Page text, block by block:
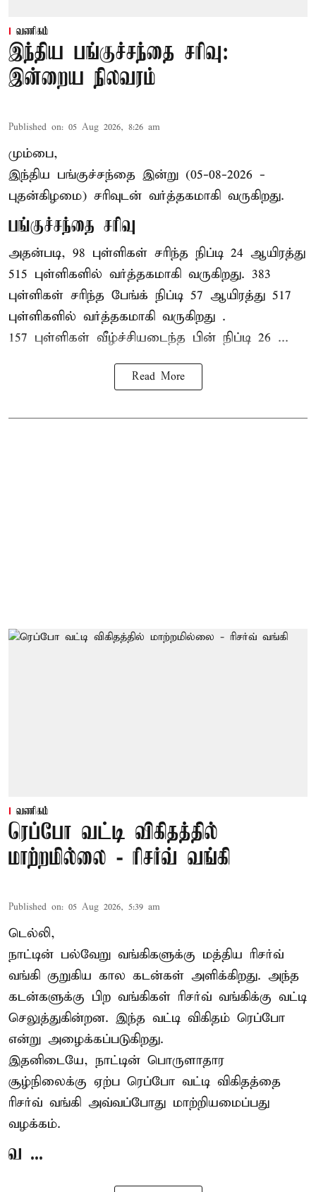
வணிகம்
இந்திய பங்குச்சந்தை சரிவு:
இன்றைய நிலவரம்
Published on: 05 Aug 2026, 8:26 am
மும்பை,
இந்திய பங்குச்சந்தை இன்று (05-08-2026 -
புதன்கிழமை) சரிவுடன் வர்த்தகமாகி வருகிறது.
பங்குச்சந்தை சரிவு
அதன்படி, 98 புள்ளிகள் சரிந்த நிப்டி 24 ஆயிரத்து
515 புள்ளிகளில் வர்த்தகமாகி வருகிறது. 383
புள்ளிகள் சரிந்த பேங்க் நிப்டி 57 ஆயிரத்து 517
புள்ளிகளில் வர்த்தகமாகி வருகிறது .
157 புள்ளிகள் வீழ்ச்சியடைந்த பின் நிப்டி 26 ...
Read More
வணிகம்
ரெப்போ வட்டி விகிதத்தில்
மாற்றமில்லை - ரிசர்வ் வங்கி
Published on: 05 Aug 2026, 5:39 am
டெல்லி,
நாட்டின் பல்வேறு வங்கிகளுக்கு மத்திய ரிசர்வ்
வங்கி குறுகிய கால கடன்கள் அளிக்கிறது. அந்த
கடன்களுக்கு பிற வங்கிகள் ரிசர்வ் வங்கிக்கு வட்டி
செலுத்துகின்றன. இந்த வட்டி விகிதம் ரெப்போ
என்று அழைக்கப்படுகிறது.
இதனிடையே, நாட்டின் பொருளாதார
சூழ்நிலைக்கு ஏற்ப ரெப்போ வட்டி விகிதத்தை
ரிசர்வ் வங்கி அவ்வப்போது மாற்றியமைப்பது
வழக்கம்.
வ ...